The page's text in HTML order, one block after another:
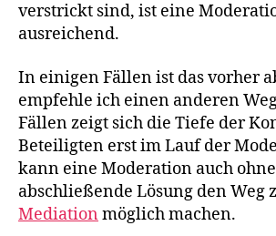
verstrickt sind, ist eine
ausreichend.
In einigen Fällen ist das vorher
empfehle ich einen anderen
Fällen zeigt sich die Tiefe der
Beteiligten erst im Lauf der
kann eine Moderation auch ohne
abschließende Lösung den Weg
Mediation möglich machen.